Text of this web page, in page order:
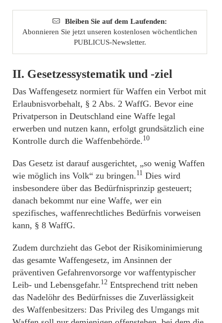
Bleiben Sie auf dem Laufenden:
Abonnieren Sie jetzt unseren kostenlosen wöchentlichen
PUBLICUS-Newsletter.
II. Gesetzessystematik und -ziel
Das Waffengesetz normiert für Waffen ein Verbot mit
Erlaubnisvorbehalt, § 2 Abs. 2 WaffG. Bevor eine
Privatperson in Deutschland eine Waffe legal
erwerben und nutzen kann, erfolgt grundsätzlich eine
Kontrolle durch die Waffenbehörde.10
Das Gesetz ist darauf ausgerichtet, „so wenig Waffen
wie möglich ins Volk“ zu bringen.11 Dies wird
insbesondere über das Bedürfnisprinzip gesteuert;
danach bekommt nur eine Waffe, wer ein
spezifisches, waffenrechtliches Bedürfnis vorweisen
kann, § 8 WaffG.
Zudem durchzieht das Gebot der Risikominimierung
das gesamte Waffengesetz, im Ansinnen der
präventiven Gefahrenvorsorge vor waffentypischer
Leib- und Lebensgefahr.12 Entsprechend tritt neben
das Nadelöhr des Bedürfnisses die Zuverlässigkeit
des Waffenbesitzers: Das Privileg des Umgangs mit